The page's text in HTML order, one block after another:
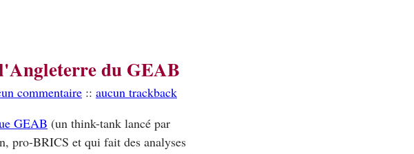
du GEAB
commentaire :: aucun trackback
GEAB (un think-tank lancé par
pro-BRICS et qui fait des analyses